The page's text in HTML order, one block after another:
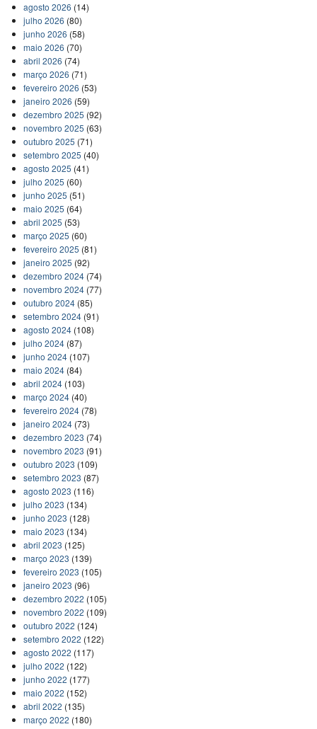
agosto 2026 (14)
julho 2026 (80)
junho 2026 (58)
maio 2026 (70)
abril 2026 (74)
março 2026 (71)
fevereiro 2026 (53)
janeiro 2026 (59)
dezembro 2025 (92)
novembro 2025 (63)
outubro 2025 (71)
setembro 2025 (40)
agosto 2025 (41)
julho 2025 (60)
junho 2025 (51)
maio 2025 (64)
abril 2025 (53)
março 2025 (60)
fevereiro 2025 (81)
janeiro 2025 (92)
dezembro 2024(74)
novembro 2024(77)
outubro 2024(85)
setembro 2024(91)
agosto 2024(108)
julho 2024(87)
junho 2024(107)
maio 2024(84)
abril 2024(103)
março 2024(40)
fevereiro 2024(78)
janeiro 2024(73)
dezembro 2023 (74)
novembro 2023 (91)
outubro 2023 (109)
setembro 2023 (87)
agosto 2023 (116)
julho 2023 (134)
junho 2023 (128)
maio 2023 (134)
abril 2023 (125)
março 2023 (139)
fevereiro 2023 (105)
janeiro 2023 (96)
dezembro 2022 (105)
novembro 2022 (109)
outubro 2022 (124)
setembro 2022 (122)
agosto 2022 (117)
julho 2022 (122)
junho 2022 (177)
maio 2022 (152)
abril 2022 (135)
março 2022 (180)